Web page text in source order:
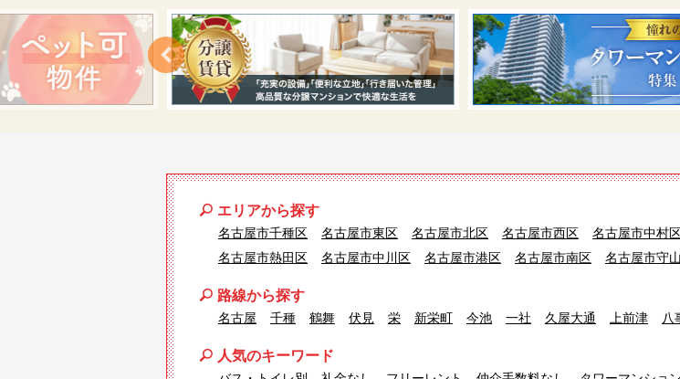
エリアから探す
名古屋市千種区 名古屋市東区 名古屋市北区 名古屋市西区 名古屋市中村
名古屋市熱田区
名古屋市中川区 名古屋市港区 名古屋市南区 名古屋市守
路線から探す
名古屋 千種 鶴舞 伏見 栄 新栄町 今池 一社 久屋大通 上前津 八
人気のキーワード